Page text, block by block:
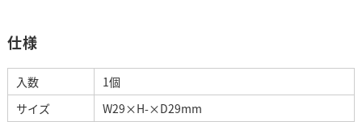
仕様
入数
1個
サイズ
W29×H-×D29mm